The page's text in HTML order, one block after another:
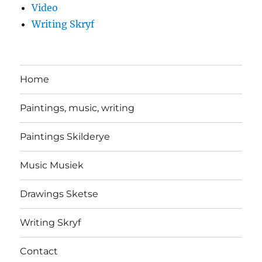
Video
Writing Skryf
Home
Paintings, music, writing
Paintings Skilderye
Music Musiek
Drawings Sketse
Writing Skryf
Contact